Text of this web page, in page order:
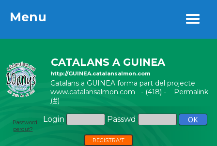
Menu
CATALANS A GUINEA
http://GUINEA.catalansalmon.com
Catalans a GUINEA forma part del projecte
www.catalansalmon.com - (418) - Permalink
(#)
Login Passwd
Password
perdut?
REGISTRA'T
Menu